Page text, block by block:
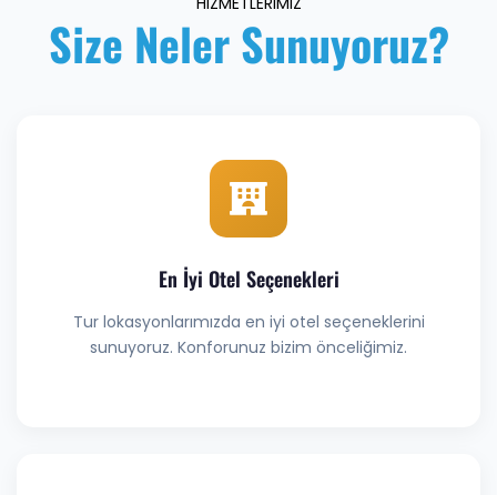
Size Neler Sunuyoruz?
En İyi Otel Seçenekleri
Tur lokasyonlarımızda en iyi otel seçeneklerini
sunuyoruz. Konforunuz bizim önceliğimiz.